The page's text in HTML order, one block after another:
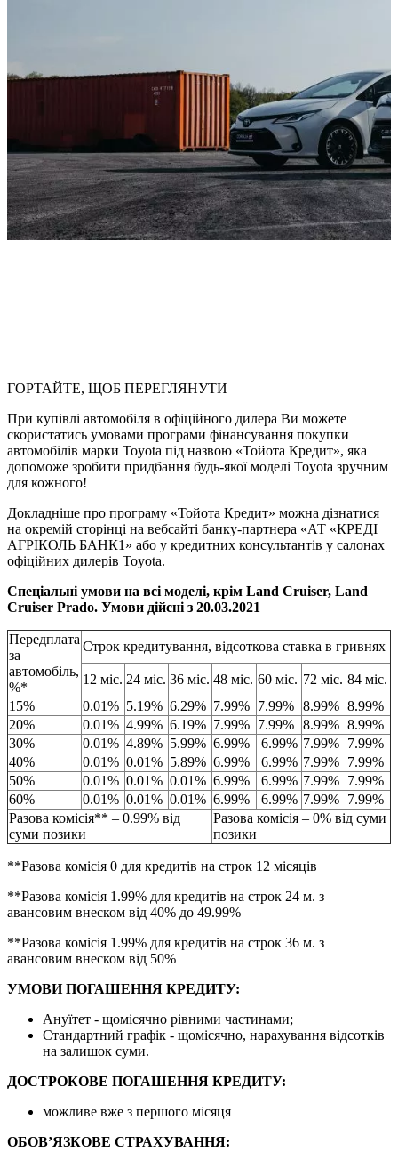
ГОРТАЙТЕ, ЩОБ ПЕРЕГЛЯНУТИ
При купівлі автомобіля в офіційного дилера Ви можете
скористатись умовами програми фінансування покупки
автомобілів марки Toyota під назвою «Тойота Кредит», яка
допоможе зробити придбання будь-якої моделі Toyota зручним
для кожного!
Докладніше про програму «Тойота Кредит» можна дізнатися
на окремій сторінці на вебсайті банку-партнера «АТ «КРЕДІ
АГРІКОЛЬ БАНК1» або у кредитних консультантів у салонах
офіційних дилерів Toyota.
Спеціальні умови на всі моделі, крім Land Cruiser, Land
Cruiser Prado. Умови дійсні з 20.03.2021
Передплата
за
автомобіль,
%*
Строк кредитування, відсоткова ставка в гривнях
12 міс. 24 міс. 36 міс. 48 міс. 60 міс. 72 міс. 84 міс.
15%
0.01% 5.19% 6.29% 7.99% 7.99% 8.99% 8.99%
20%
0.01% 4.99% 6.19% 7.99% 7.99% 8.99% 8.99%
30%
0.01% 4.89% 5.99% 6.99% 6.99% 7.99% 7.99%
40%
0.01% 0.01% 5.89% 6.99% 6.99% 7.99% 7.99%
50%
0.01% 0.01% 0.01% 6.99% 6.99% 7.99% 7.99%
60%
0.01% 0.01% 0.01% 6.99% 6.99% 7.99% 7.99%
Разова комісія** – 0.99% від
суми позики
Разова комісія – 0% від суми
позики
**Разова комісія 0 для кредитів на строк 12 місяців
**Разова комісія 1.99% для кредитів на строк 24 м. з
авансовим внеском від 40% до 49.99%
**Разова комісія 1.99% для кредитів на строк 36 м. з
авансовим внеском від 50%
УМОВИ ПОГАШЕННЯ КРЕДИТУ:
Ануїтет - щомісячно рівними частинами;
Стандартний графік - щомісячно, нарахування відсотків
на залишок суми.
ДОСТРОКОВЕ ПОГАШЕННЯ КРЕДИТУ:
можливе вже з першого місяця
ОБОВ’ЯЗКОВЕ СТРАХУВАННЯ: